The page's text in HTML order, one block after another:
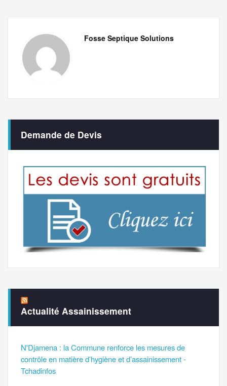
Fosse Septique Solutions
Demande de Devis
Actualité Assainissement
N'Djamena : la Commune renforce les mesures de
contrôle en matière d’hygiène et d’assainissement -
Tchadinfos